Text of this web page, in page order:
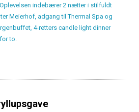
indebærer 2 nætter i stilfuldt
Meierhof, adgang til Thermal Spa og
4-retters candle light dinner
to.